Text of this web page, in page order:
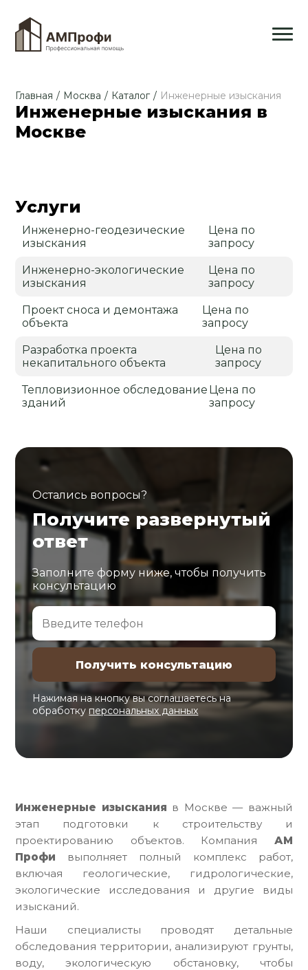
Главная / Москва / Каталог / Инженерные изыскания
Инженерные изыскания в
Москве
Услуги
Инженерно-геодезические
изыскания
Цена по
запросу
Инженерно-экологические
изыскания
Цена по
запросу
Проект сноса и демонтажа
объекта
Цена по
запросу
Разработка проекта
некапитального объекта
Цена по
запросу
Тепловизионное обследование
зданий
Цена по
запросу
Остались вопросы?
Получите развернутый
ответ
Заполните форму ниже, чтобы получить
консультацию
Нажимая на кнопку вы соглашаетесь на
обработкуперсональных данных
Инженерные изыскания в Москве — важный
этап подготовки к строительству и
проектированию объектов. Компания АМ
Профи выполняет полный комплекс работ,
включая геологические, гидрологические,
экологические исследования и другие виды
изысканий.
Наши специалисты проводят детальные
обследования территории, анализируют грунты,
воду, экологическую обстановку, чтобы